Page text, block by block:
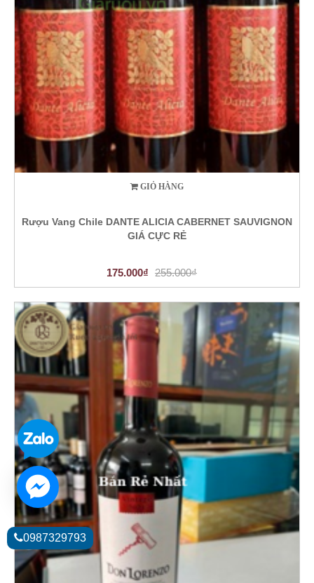
GIỎ HÀNG
Rượu Vang Chile DANTE ALICIA CABERNET SAUVIGNON
GIÁ CỰC RẺ
175.000₫ 255.000₫
0987329793